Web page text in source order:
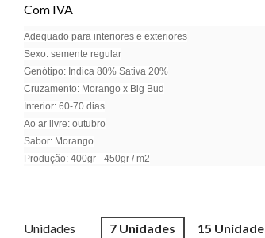
Com IVA
Adequado para interiores e exteriores
Sexo: semente regular
Genótipo: Indica 80% Sativa 20%
Cruzamento: Morango x Big Bud
Interior: 60-70 dias
Ao ar livre: outubro
Sabor: Morango
Produção: 400gr - 450gr / m2
Unidades 7 Unidades 15